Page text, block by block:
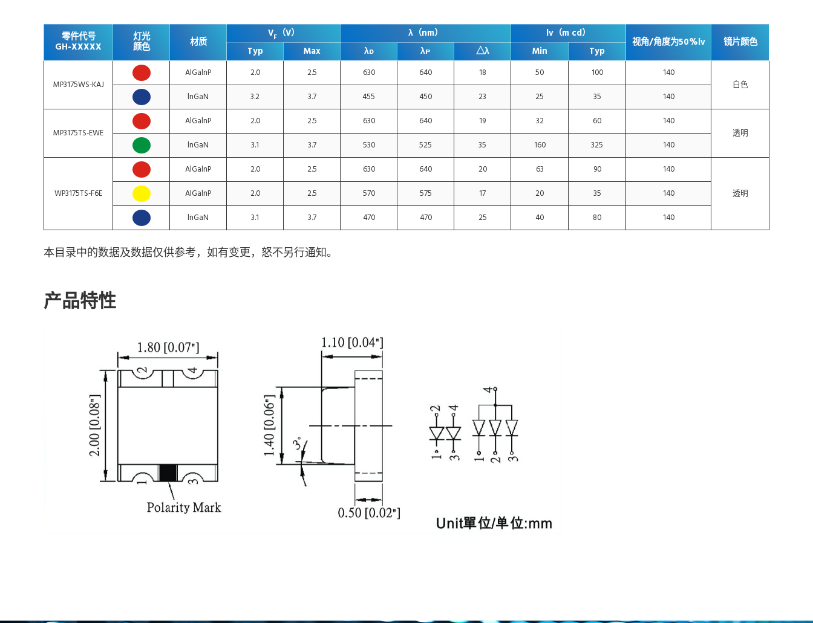
零件代号
GH-XXXXX
灯光
颜色 材质
VF（V） λ（nm） lv（m cd）
视角/角度为50%lv 镜片颜色
Typ Max λᴅ λᴘ △λ Min Typ
MP3175WS-KAJ
AlGalnP 2.0 2.5 630 640 18 50 100
140
白色
lnGaN
3.2 3.7 455 450 23 25 35 140
MP3175TS-EWE
AlGalnP 2.0 2.5 630 640 19 32 60
140
透明
lnGaN
3.1 3.7 530 525 35 160 325 140
WP3175TS-F6E
AlGalnP 2.0 2.5 630 640 20 63 90
140
透明
AlGalnP 2.0 2.5 570 575 17 20 35
140
lnGaN
3.1 3.7 470 470 25 40 80 140
本目录中的数据及数据仅供参考，如有变更，怒不另行通知。
产品特性